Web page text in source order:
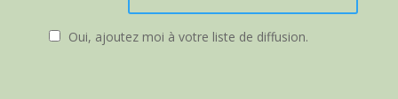
Oui, ajoutez moi à votre liste de diffusion.